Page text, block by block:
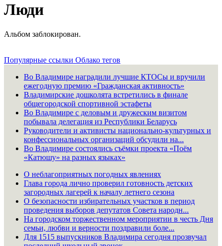
Люди
Альбом заблокирован.
Популярные ссылки Облако тегов
Во Владимире наградили лучшие КТОСы и вручили
ежегодную премию «Гражданская активность»
Владимирские дошколята встретились в финале
общегородской спортивной эстафеты
Во Владимире с деловым и дружеским визитом
побывала делегация из Республики Беларусь
Руководители и активисты национально-культурных и
конфессиональных организаций обсудили на...
Во Владимире состоялись съёмки проекта «Поём
«Катюшу» на разных языках»
О неблагоприятных погодных явлениях
Глава города лично проверил готовность детских
загородных лагерей к началу летнего сезона
О безопасности избирательных участков в период
проведения выборов депутатов Совета народн...
На городском торжественном мероприятии в честь Дня
семьи, любви и верности поздравили боле...
Для 1515 выпускников Владимира сегодня прозвучал